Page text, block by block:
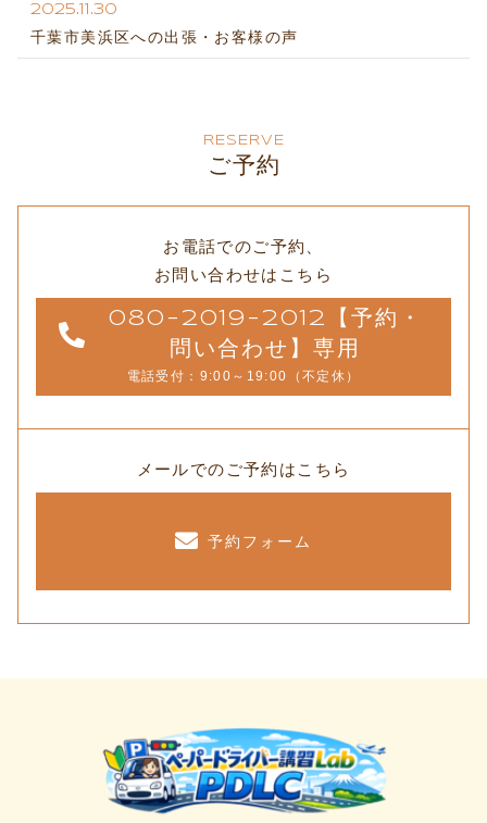
2025.11.30
千葉市美浜区への出張・お客様の声
RESERVE
ご予約
お電話でのご予約、
お問い合わせはこちら
080-2019-2012【予約・
問い合わせ】専用
電話受付：9:00～19:00（不定休）
メールでのご予約はこちら
予約フォーム